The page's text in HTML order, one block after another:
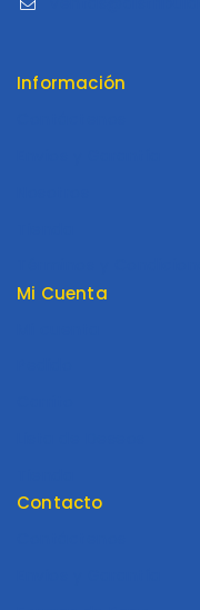
Información
Mi Cuenta
Contacto